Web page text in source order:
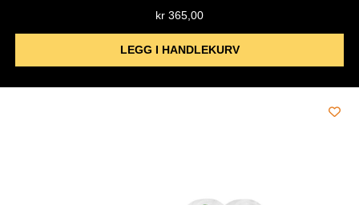
kr 365,00
LEGG I HANDLEKURV